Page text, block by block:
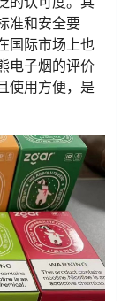
准和安全要
国际市场上也
电子烟的评价
使用方便，是